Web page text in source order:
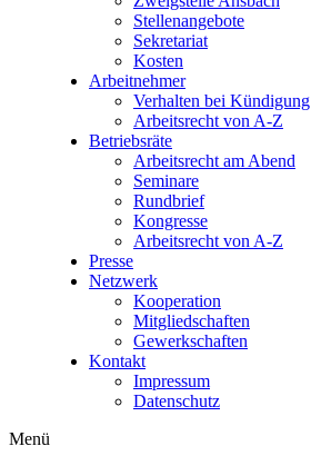
Stellenangebote
Sekretariat
Kosten
Arbeitnehmer
Verhalten bei Kündigung
Arbeitsrecht von A-Z
Betriebsräte
Arbeitsrecht am Abend
Seminare
Rundbrief
Kongresse
Arbeitsrecht von A-Z
Presse
Netzwerk
Kooperation
Mitgliedschaften
Gewerkschaften
Kontakt
Impressum
Datenschutz
Menü